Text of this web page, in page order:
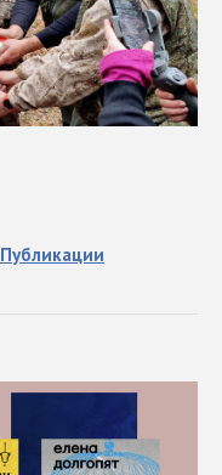
Публикации